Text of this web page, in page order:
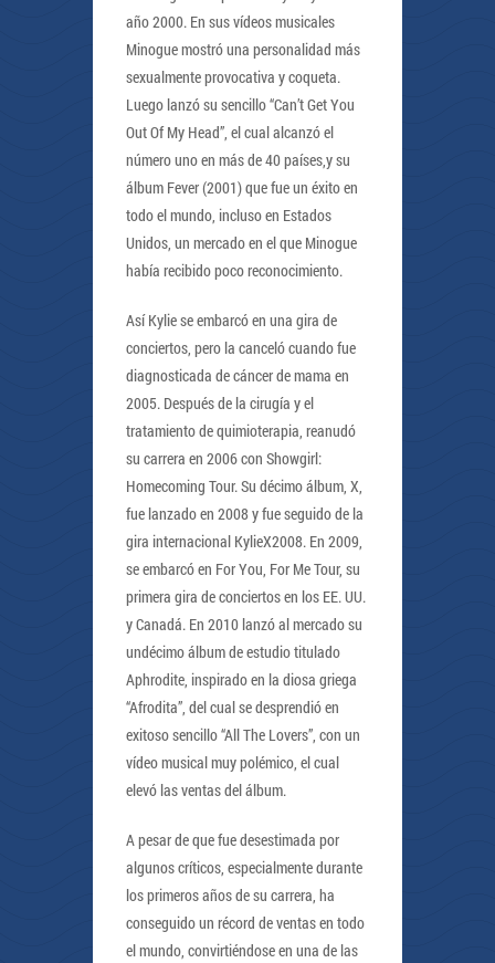
año 2000. En sus vídeos musicales
Minogue mostró una personalidad más
sexualmente provocativa y coqueta.
Luego lanzó su sencillo “Can’t Get You
Out Of My Head”, el cual alcanzó el
número uno en más de 40 países,y su
álbum Fever (2001) que fue un éxito en
todo el mundo, incluso en Estados
Unidos, un mercado en el que Minogue
había recibido poco reconocimiento.
Así Kylie se embarcó en una gira de
conciertos, pero la canceló cuando fue
diagnosticada de cáncer de mama en
2005. Después de la cirugía y el
tratamiento de quimioterapia, reanudó
su carrera en 2006 con Showgirl:
Homecoming Tour. Su décimo álbum, X,
fue lanzado en 2008 y fue seguido de la
gira internacional KylieX2008. En 2009,
se embarcó en For You, For Me Tour, su
primera gira de conciertos en los EE. UU.
y Canadá. En 2010 lanzó al mercado su
undécimo álbum de estudio titulado
Aphrodite, inspirado en la diosa griega
“Afrodita”, del cual se desprendió en
exitoso sencillo “All The Lovers”, con un
vídeo musical muy polémico, el cual
elevó las ventas del álbum.
A pesar de que fue desestimada por
algunos críticos, especialmente durante
los primeros años de su carrera, ha
conseguido un récord de ventas en todo
el mundo, convirtiéndose en una de las